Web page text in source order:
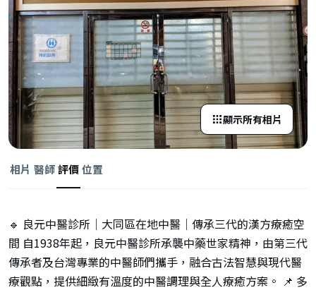
顯示所有相片
相片 醫師評價位置
🔹 良元中醫診所｜大同區在地中醫｜傳承三代的漢方療癒空
間 自1938年起，良元中醫診所承襲中藥世家精神，由第三代
傳承者及台灣專業的中醫師們攜手，融合古法智慧與現代醫
療觀點，提供細緻有溫度的中醫調理與全人療癒方案。 📌 多